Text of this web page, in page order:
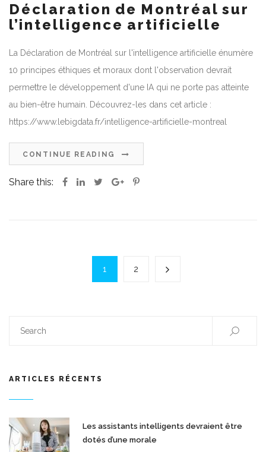
Déclaration de Montréal sur
l’intelligence artificielle
La Déclaration de Montréal sur l'intelligence artificielle énumère
10 principes éthiques et moraux dont l'observation devrait
permettre le développement d'une IA qui ne porte pas atteinte
au bien-être humain. Découvrez-les dans cet article :
https://www.lebigdata.fr/intelligence-artificielle-montreal
CONTINUE READING
Share this:
1 2
ARTICLES RÉCENTS
Les assistants intelligents devraient être
dotés d’une morale